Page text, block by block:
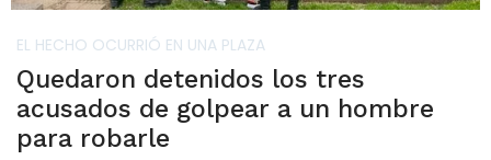
EL HECHO OCURRIÓ EN UNA PLAZA
Quedaron detenidos los tres
acusados de golpear a un hombre
para robarle